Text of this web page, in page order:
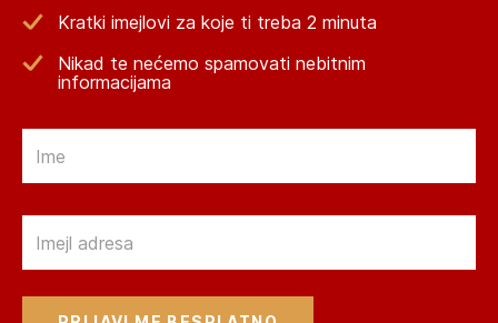
Kratki imejlovi za koje ti treba 2 minuta
Nikad te nećemo spamovati nebitnim
informacijama